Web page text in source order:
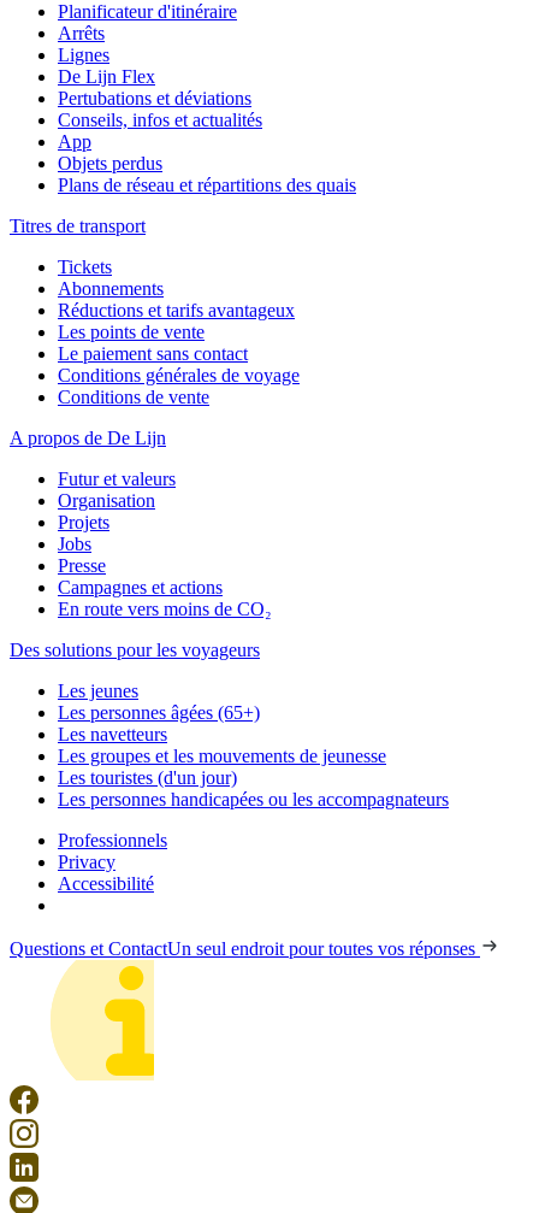
Planificateur d'itinéraire
Arrêts
Lignes
De Lijn Flex
Pertubations et déviations
Conseils, infos et actualités
App
Objets perdus
Plans de réseau et répartitions des quais
Titres de transport
Tickets
Abonnements
Réductions et tarifs avantageux
Les points de vente
Le paiement sans contact
Conditions générales de voyage
Conditions de vente
A propos de De Lijn
Futur et valeurs
Organisation
Projets
Jobs
Presse
Campagnes et actions
En route vers moins de CO₂
Des solutions pour les voyageurs
Les jeunes
Les personnes âgées (65+)
Les navetteurs
Les groupes et les mouvements de jeunesse
Les touristes (d'un jour)
Les personnes handicapées ou les accompagnateurs
Professionnels
Privacy
Accessibilité
Questions et ContactUn seul endroit pour toutes vos réponses